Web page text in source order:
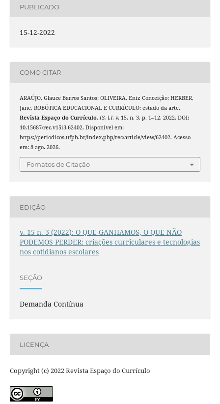
PUBLICADO
15-12-2022
COMO CITAR
ARAÚJO, Glauce Barros Santos; OLIVEIRA, Eniz Conceição; HERBER,
Jane. ROBÓTICA EDUCACIONAL E CURRÍCULO: estado da arte.
Revista Espaço do Currículo, [S. l.], v. 15, n. 3, p. 1–12, 2022. DOI:
10.15687/rec.v15i3.62402. Disponível em:
https://periodicos.ufpb.br/index.php/rec/article/view/62402. Acesso
em: 8 ago. 2026.
Fomatos de Citação
EDIÇÃO
v. 15 n. 3 (2022): O QUE GANHAMOS, O QUE NÃO
PODEMOS PERDER: criações curriculares e tecnologias
nos cotidianos escolares
SEÇÃO
Demanda Contínua
LICENÇA
Copyright (c) 2022 Revista Espaço do Currículo